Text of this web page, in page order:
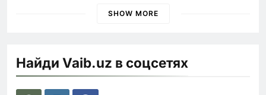
SHOW MORE
Найди Vaib.uz в соцсетях